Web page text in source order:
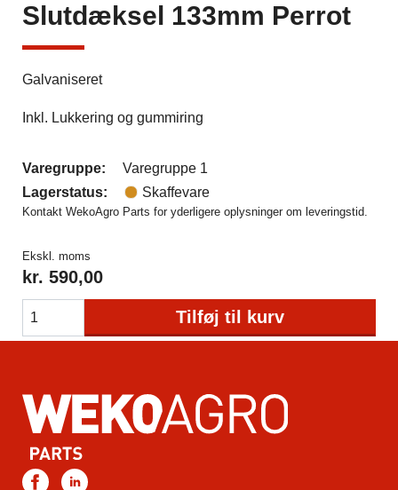
Slutdæksel 133mm Perrot
Galvaniseret
Inkl. Lukkering og gummiring
Varegruppe:
Varegruppe 1
Lagerstatus:
Skaffevare
Kontakt WekoAgro Parts for yderligere oplysninger om leveringstid.
Ekskl. moms
kr. 590,00
Tilføj til kurv